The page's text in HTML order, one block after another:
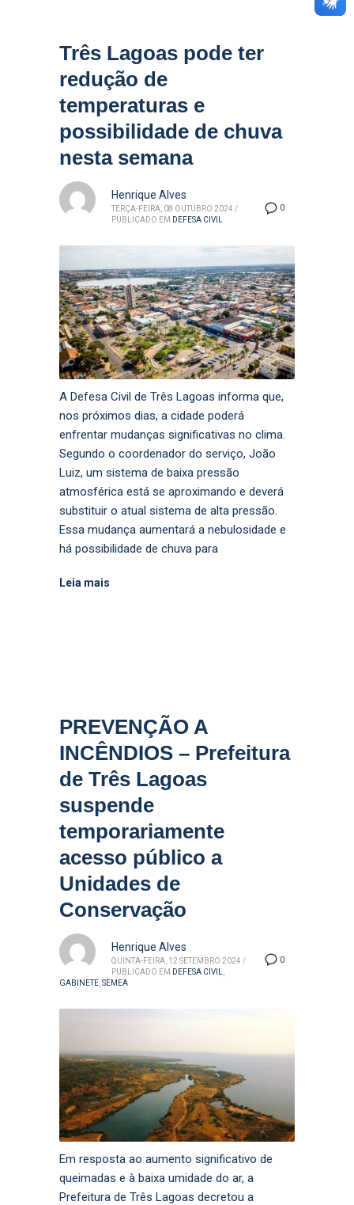
Três Lagoas pode ter
redução de
temperaturas e
possibilidade de chuva
nesta semana
0
Henrique Alves
TERÇA-FEIRA, 08 OUTUBRO 2024 /
PUBLICADO EM DEFESA CIVIL
A Defesa Civil de Três Lagoas informa que,
nos próximos dias, a cidade poderá
enfrentar mudanças significativas no clima.
Segundo o coordenador do serviço, João
Luiz, um sistema de baixa pressão
atmosférica está se aproximando e deverá
substituir o atual sistema de alta pressão.
Essa mudança aumentará a nebulosidade e
há possibilidade de chuva para
Leia mais
PREVENÇÃO A
INCÊNDIOS – Prefeitura
de Três Lagoas
suspende
temporariamente
acesso público a
Unidades de
Conservação
0
Henrique Alves
QUINTA-FEIRA, 12 SETEMBRO 2024 /
PUBLICADO EM DEFESA CIVIL
GABINETE SEMEA
Em resposta ao aumento significativo de
queimadas e à baixa umidade do ar, a
Prefeitura de Três Lagoas decretou a